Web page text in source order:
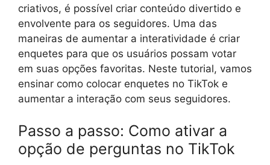
criativos, é possível criar conteúdo divertido e
envolvente para os seguidores. Uma das
maneiras de aumentar a interatividade é criar
enquetes para que os usuários possam votar
em suas opções favoritas. Neste tutorial, vamos
ensinar como colocar enquetes no TikTok e
aumentar a interação com seus seguidores.
Passo a passo: Como ativar a
opção de perguntas no TikTok